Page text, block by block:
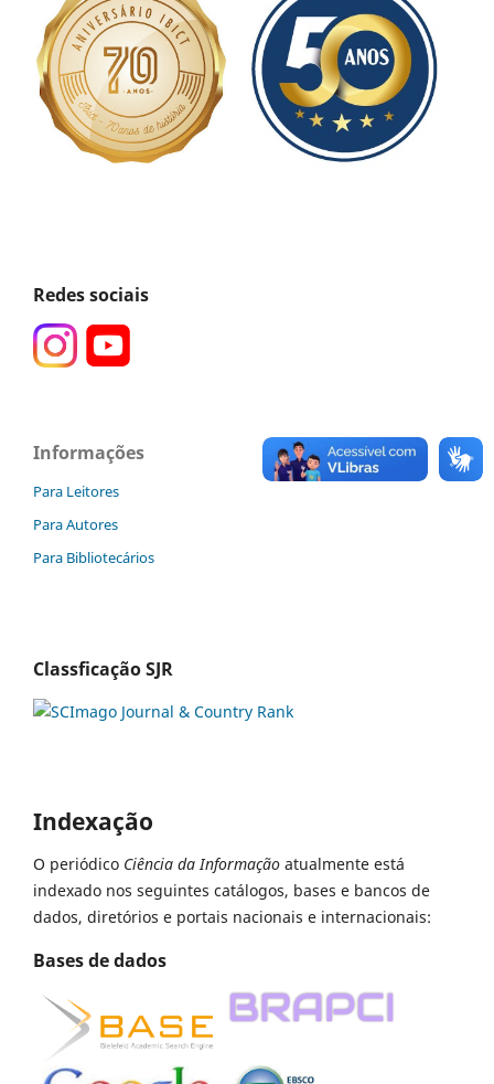
Redes sociais
Informações
Para Leitores
Para Autores
Para Bibliotecários
Classficação SJR
Indexação
O periódico Ciência da Informação atualmente está
indexado nos seguintes catálogos, bases e bancos de
dados, diretórios e portais nacionais e internacionais:
Bases de dados